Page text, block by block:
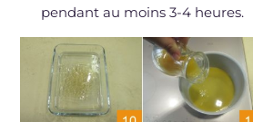
pendant au moins 3-4 heures.